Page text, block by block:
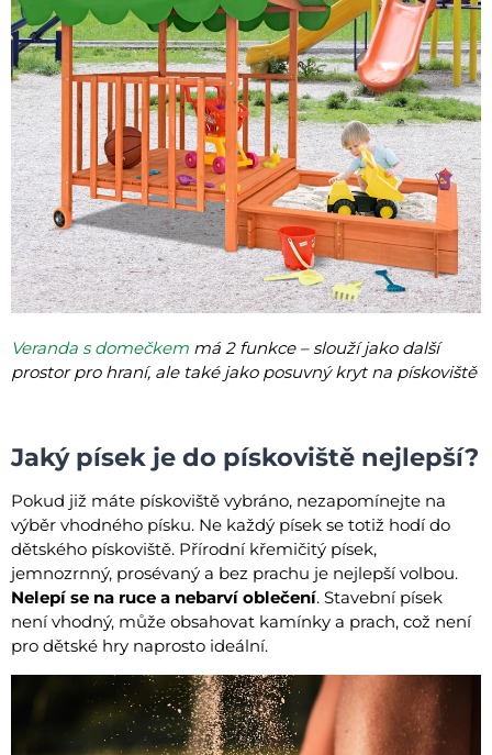
Veranda s domečkem má 2 funkce – slouží jako další
prostor pro hraní, ale také jako posuvný kryt na pískoviště
Jaký písek je do pískoviště nejlepší?
Pokud již máte pískoviště vybráno, nezapomínejte na
výběr vhodného písku. Ne každý písek se totiž hodí do
dětského pískoviště. Přírodní křemičitý písek,
jemnozrnný, prosévaný a bez prachu je nejlepší volbou.
Nelepí se na ruce a nebarví oblečení. Stavební písek
není vhodný, může obsahovat kamínky a prach, což není
pro dětské hry naprosto ideální.